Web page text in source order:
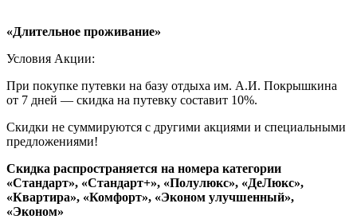
«Длительное проживание»
Условия Акции:
При покупке путевки на базу отдыха им. А.И. Покрышкина
от 7 дней — скидка на путевку составит 10%.
Скидки не суммируются с другими акциями и специальными
предложениями!
Скидка распространяется на номера категории
«Стандарт», «Стандарт+», «Полулюкс», «ДеЛюкс»,
«Квартира», «Комфорт», «Эконом улучшенный»,
«Эконом»